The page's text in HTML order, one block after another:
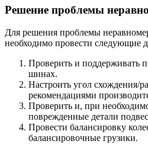
Решение проблемы
Для решения проблемы
необходимо провести следующие
Проверить и поддерживать
шинах.
Настроить угол схождения/
рекомендациями
Проверить и, при
поврежденные детали
Провести балансировку
балансировочные грузики.